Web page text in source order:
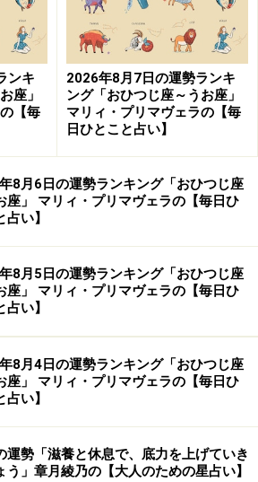
ンキ
座」
【毎
2026年8月7日の運勢ランキ
ング「おひつじ座～うお座」
マリィ・プリマヴェラの【毎
日ひとこと占い】
8月6日の運勢ランキング「おひつじ座
座」 マリィ・プリマヴェラの【毎日ひ
占い】
8月5日の運勢ランキング「おひつじ座
座」 マリィ・プリマヴェラの【毎日ひ
占い】
8月4日の運勢ランキング「おひつじ座
座」 マリィ・プリマヴェラの【毎日ひ
占い】
運勢「滋養と休息で、底力を上げていき
う」章月綾乃の【大人のための星占い】